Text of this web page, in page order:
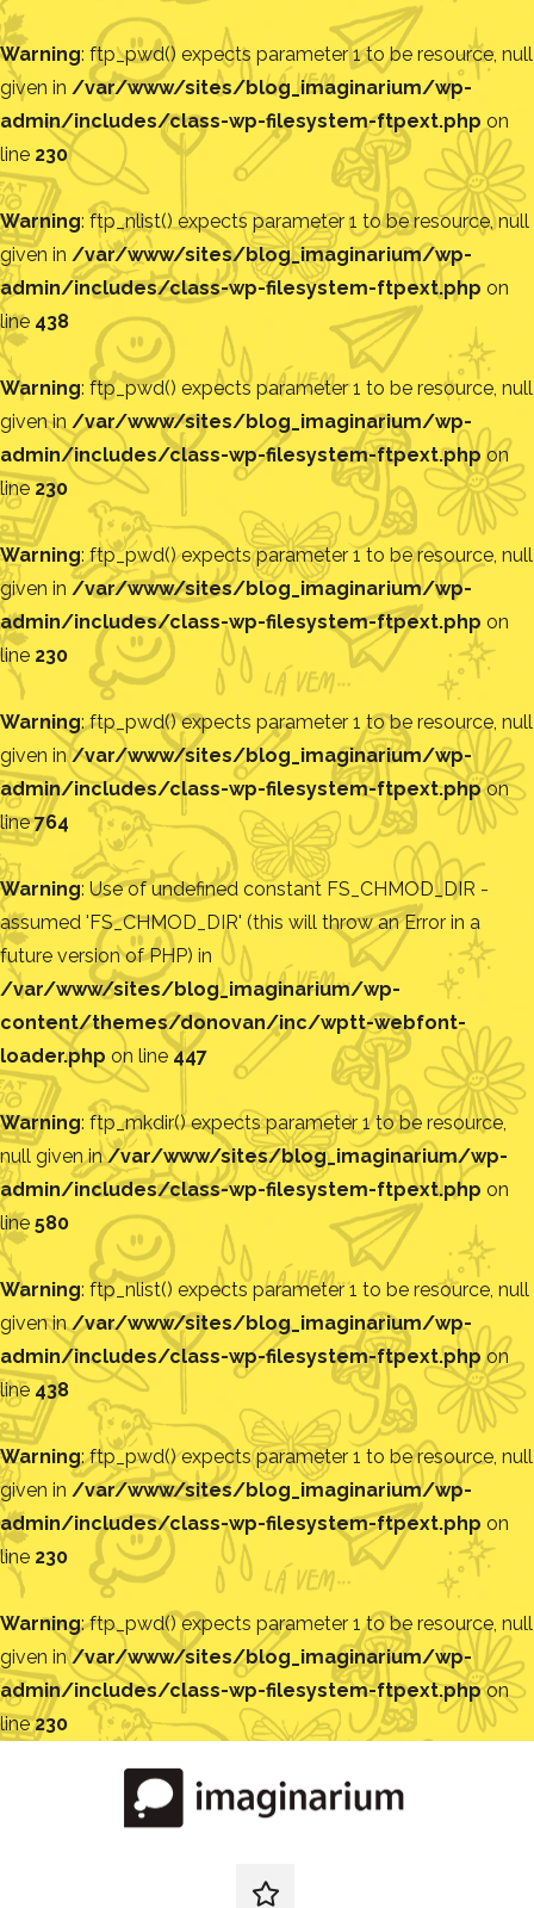
Warning: ftp_pwd() expects parameter 1 to be resource, null
given in /var/www/sites/blog_imaginarium/wp-
admin/includes/class-wp-filesystem-ftpext.php on
line 230
Warning: ftp_nlist() expects parameter 1 to be resource, null
given in /var/www/sites/blog_imaginarium/wp-
admin/includes/class-wp-filesystem-ftpext.php on
line 438
Warning: ftp_pwd() expects parameter 1 to be resource, null
given in /var/www/sites/blog_imaginarium/wp-
admin/includes/class-wp-filesystem-ftpext.php on
line230
Warning: ftp_pwd() expects parameter 1 to be resource, null
given in /var/www/sites/blog_imaginarium/wp-
admin/includes/class-wp-filesystem-ftpext.php on
line 230
Warning: ftp_pwd() expects parameter 1 to be resource, null
given in/var/www/sites/blog_imaginarium/wp-
admin/includes/class-wp-filesystem-ftpext.phpon
line764
Warning: Use of undefined constant FS_CHMOD_DIR -
assumed 'FS_CHMOD_DIR' (this will throw an Error in a
future version of PHP) in
/var/www/sites/blog_imaginarium/wp-
content/themes/donovan/inc/wptt-webfont-
loader.php on line 447
Warning: ftp_mkdir() expects parameter 1 to be resource,
null given in/var/www/sites/blog_imaginarium/wp-
admin/includes/class-wp-filesystem-ftpext.php on
line 580
Warning: ftp_nlist() expects parameter 1 to be resource, null
given in/var/www/sites/blog_imaginarium/wp-
admin/includes/class-wp-filesystem-ftpext.phpon
line 438
Warning: ftp_pwd() expects parameter 1 to be resource, null
given in /var/www/sites/blog_imaginarium/wp-
admin/includes/class-wp-filesystem-ftpext.php on
line 230
Warning: ftp_pwd() expects parameter 1 to be resource, null
given in/var/www/sites/blog_imaginarium/wp-
admin/includes/class-wp-filesystem-ftpext.phpon
line230
redes